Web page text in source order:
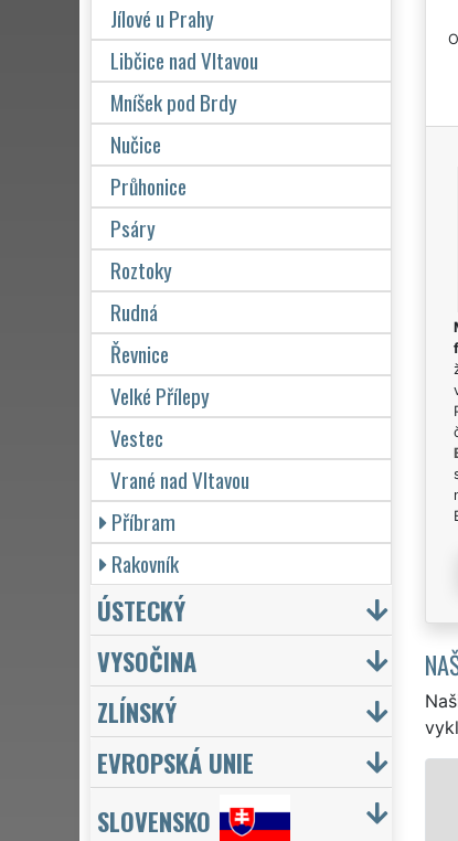
VYKLÍZENÍ A VYKLÍZECÍ
v Hostivicích a celém
Jílové u Prahy
Libčice nad Vltavou
Mníšek pod Brdy
Nučice
Průhonice
Psáry
Roztoky
Rudná
Řevnice
Velké Přílepy
Vestec
Vrané nad Vltavou
Příbram
Rakovník
ÚSTECKÝ
VYSOČINA
ZLÍNSKÝ
EVROPSKÁ UNIE
SLOVENSKO